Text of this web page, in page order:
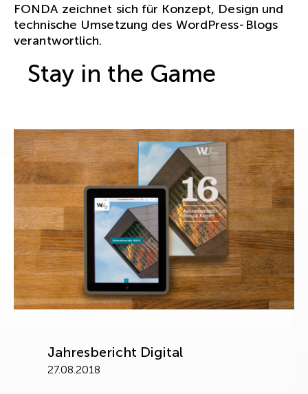
FONDA zeichnet sich für Konzept, Design und
technische Umsetzung des WordPress-Blogs
verantwortlich.
Stay in the Game
Jahresbericht Digital
27.08.2018